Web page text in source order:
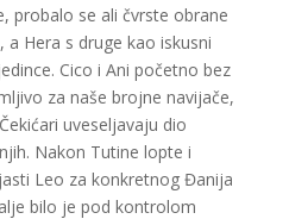
probalo se ali čvrste obrane
a Hera s druge kao iskusni
Cico i Ani početno bez
za naše brojne navijače,
uveseljavaju dio
Nakon Tutine lopte i
Leo za konkretnog Đanija
bilo je pod kontrolom